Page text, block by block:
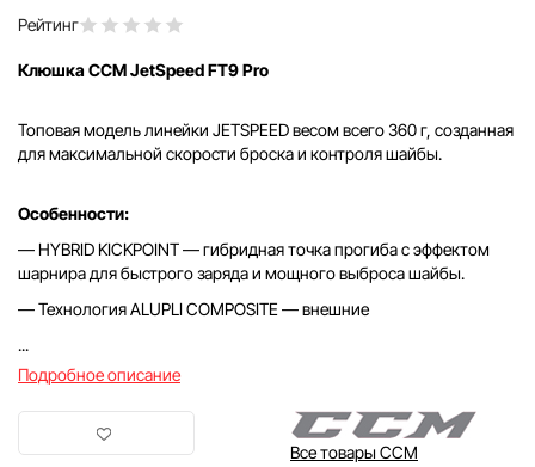
Рейтинг
Клюшка CCM JetSpeed FT9 Pro
Топовая модель линейки JETSPEED весом всего 360 г, созданная
для максимальной скорости броска и контроля шайбы.
Особенности:
— HYBRID KICKPOINT — гибридная точка прогиба с эффектом
шарнира для быстрого заряда и мощного выброса шайбы.
— Технология ALUPLI COMPOSITE — внешние
...
Подробное описание
Все товары CCM